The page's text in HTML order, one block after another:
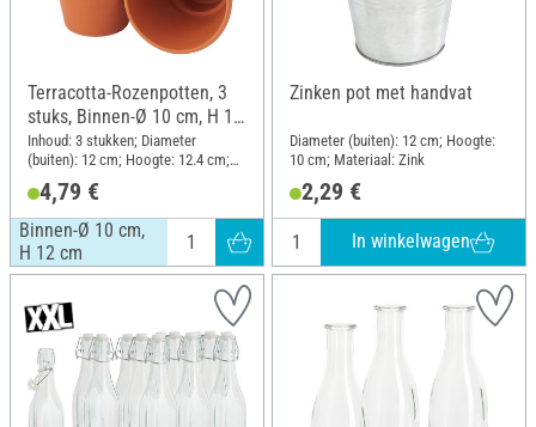
Terracotta-Rozenpotten, 3
stuks, Binnen-Ø 10 cm, H 12
cm
Inhoud: 3 stukken; Diameter
(buiten): 12 cm; Hoogte: 12.4 cm;
4,79 €
Binnen-Ø 10 cm,
H 12 cm
Zinken pot met handvat
Diameter (buiten): 12 cm; Hoogte:
10 cm; Materiaal: Zink
2,29 €
In winkelwagen